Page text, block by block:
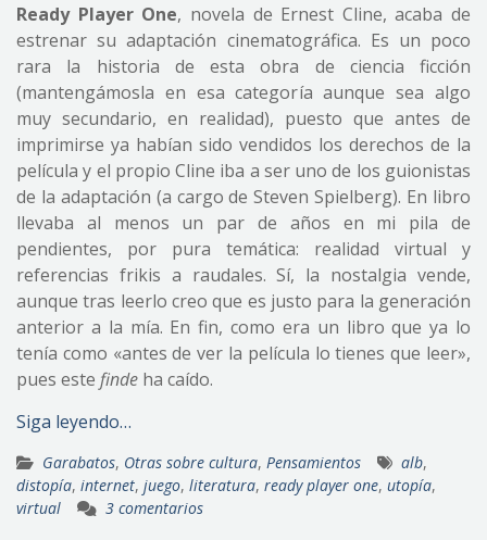
Ready Player One, novela de Ernest Cline, acaba de
estrenar su adaptación cinematográfica. Es un poco
rara la historia de esta obra de ciencia ficción
(mantengámosla en esa categoría aunque sea algo
muy secundario, en realidad), puesto que antes de
imprimirse ya habían sido vendidos los derechos de la
película y el propio Cline iba a ser uno de los guionistas
de la adaptación (a cargo de Steven Spielberg). En libro
llevaba al menos un par de años en mi pila de
pendientes, por pura temática: realidad virtual y
referencias frikis a raudales. Sí, la nostalgia vende,
aunque tras leerlo creo que es justo para la generación
anterior a la mía. En fin, como era un libro que ya lo
tenía como «antes de ver la película lo tienes que leer»,
pues este finde ha caído.
Siga leyendo…
Garabatos, Otras sobre cultura, Pensamientos alb,
distopía, internet, juego, literatura, ready player one, utopía,
virtual
3 comentarios